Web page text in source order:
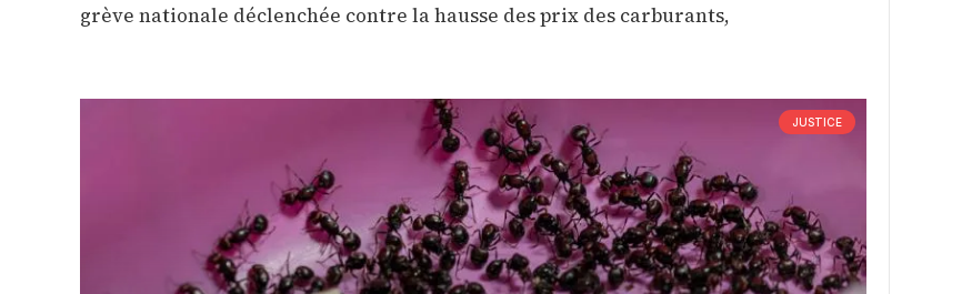
grève nationale déclenchée contre la hausse des prix des carburants,
JUSTICE